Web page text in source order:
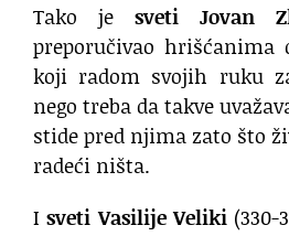
Tako je sveti Jovan
preporučivao hrišćanima
koji radom svojih ruku
nego treba da takve
stide pred njima zato što
radeći ništa.
Isveti Vasilije Veliki(330-